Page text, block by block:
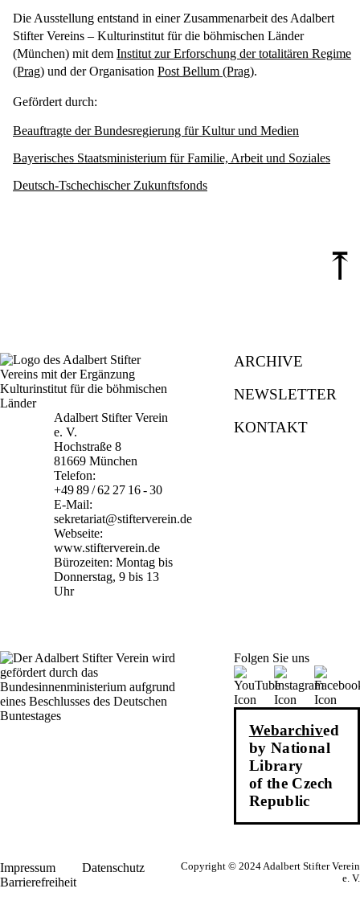
Die Ausstellung entstand in einer Zusammenarbeit des Adalbert
Stifter Vereins – Kulturinstitut für die böhmischen Länder
(München) mit dem Institut zur Erforschung der totalitären Regime
(Prag) und der Organisation Post Bellum (Prag).
Gefördert durch:
Beauftragte der Bundesregierung für Kultur und Medien
Bayerisches Staatsministerium für Familie, Arbeit und Soziales
Deutsch-Tschechischer Zukunftsfonds
⤒
Adalbert Stifter Verein
e. V.
Hochstraße 8
81669 München
Telefon:
+49 89 / 62 27 16 - 30
E-Mail:
sekretariat@stifterverein.de
Webseite:
www.stifterverein.de
Bürozeiten: Montag bis
Donnerstag, 9 bis 13
Uhr
ARCHIVE
NEWSLETTER
KONTAKT
Folgen Sie uns
Webarchived
by National
Library
of the Czech
Republic
Impressum
Datenschutz
Barrierefreiheit
Copyright © 2024 Adalbert Stifter Verein
e. V.